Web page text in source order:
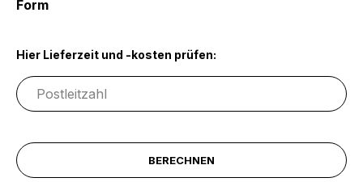
Formauswählen
Hier Lieferzeit und -kosten prüfen:
BERECHNEN